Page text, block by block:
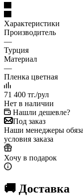
Характеристики
Производитель
—
Турция
Материал
—
Пленка цветная
71 400 тг./рул
Нет в наличии
Нашли дешевле?
Под заказ
Наши менеджеры
условия заказа
Хочу в подарок
🚚 Доставка